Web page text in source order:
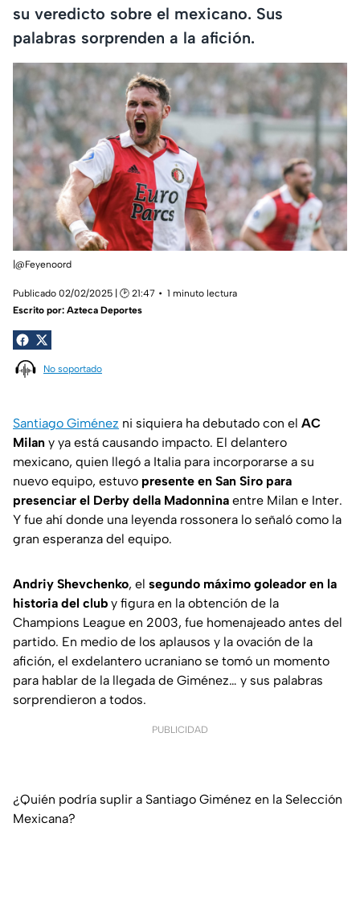
su veredicto sobre el mexicano. Sus
palabras sorprenden a la afición.
|@Feyenoord
Publicado 02/02/2025 | 🕑 21:47
1 minuto lectura
Escrito por: Azteca Deportes
No soportado
Santiago Giménez ni siquiera ha debutado con el AC
Milan y ya está causando impacto. El delantero
mexicano, quien llegó a Italia para incorporarse a su
nuevo equipo, estuvo presente en San Siro para
presenciar el Derby della Madonnina entre Milan e Inter.
Y fue ahí donde una leyenda rossonera lo señaló como la
gran esperanza del equipo.
Andriy Shevchenko, el segundo máximo goleador en la
historia del club y figura en la obtención de la
Champions League en 2003, fue homenajeado antes del
partido. En medio de los aplausos y la ovación de la
afición, el exdelantero ucraniano se tomó un momento
para hablar de la llegada de Giménez… y sus palabras
sorprendieron a todos.
PUBLICIDAD
¿Quién podría suplir a Santiago Giménez en la Selección
Mexicana?